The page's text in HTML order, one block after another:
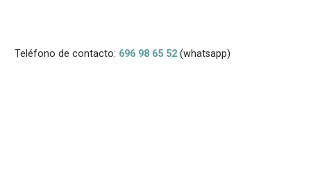
Teléfono de contacto: 696 98 65 52 (whatsapp)